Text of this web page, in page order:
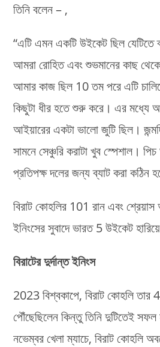
তিনি বলেন – ,
“এটি এমন একটি উইকেট ছিল যেটিতে
আমরা রোহিত এবং শুভমানের কাছ
আমার কাজ ছিল 10 তম পরে এটি
কিছুটা ধীর হতে শুরু করে। এর মধ্যে
আইয়ারের একটা ভালো জুটি ছিল।
সামনে সেঞ্চুরি করাটা খুব স্পেশাল।
প্রতিপক্ষ দলের জন্য ব্যাট করা কঠিন
বিরাট কোহলির 101 রান এবং
ইনিংসের সুবাদে ভারত 5 উইকেট
বিরাটের দুর্দান্ত ইনিংস
2023 বিশ্বকাপে, বিরাট কোহলি তার
পৌঁছেছিলেন কিন্তু তিনি দুটিতেই
নভেম্বর খেলা ম্যাচে, বিরাট কোহলি